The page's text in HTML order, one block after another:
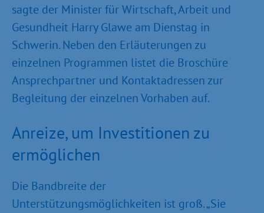
sagte der Minister für Wirtschaft, Arbeit und
Gesundheit Harry Glawe am Dienstag in
Schwerin. Neben den Erläuterungen zu
einzelnen Programmen listet die Broschüre
Ansprechpartner und Kontaktadressen zur
Begleitung der einzelnen Vorhaben auf.
Anreize, um Investitionen zu
ermöglichen
Die Bandbreite der
Unterstützungsmöglichkeiten ist groß. „Sie